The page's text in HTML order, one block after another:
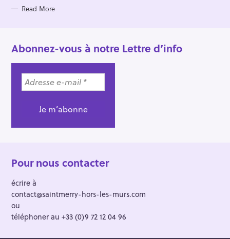
Read More
Abonnez-vous à notre Lettre d’info
Pour nous contacter
écrire à
contact@saintmerry-hors-les-murs.com
ou
téléphoner au +33 (0)9 72 12 04 96